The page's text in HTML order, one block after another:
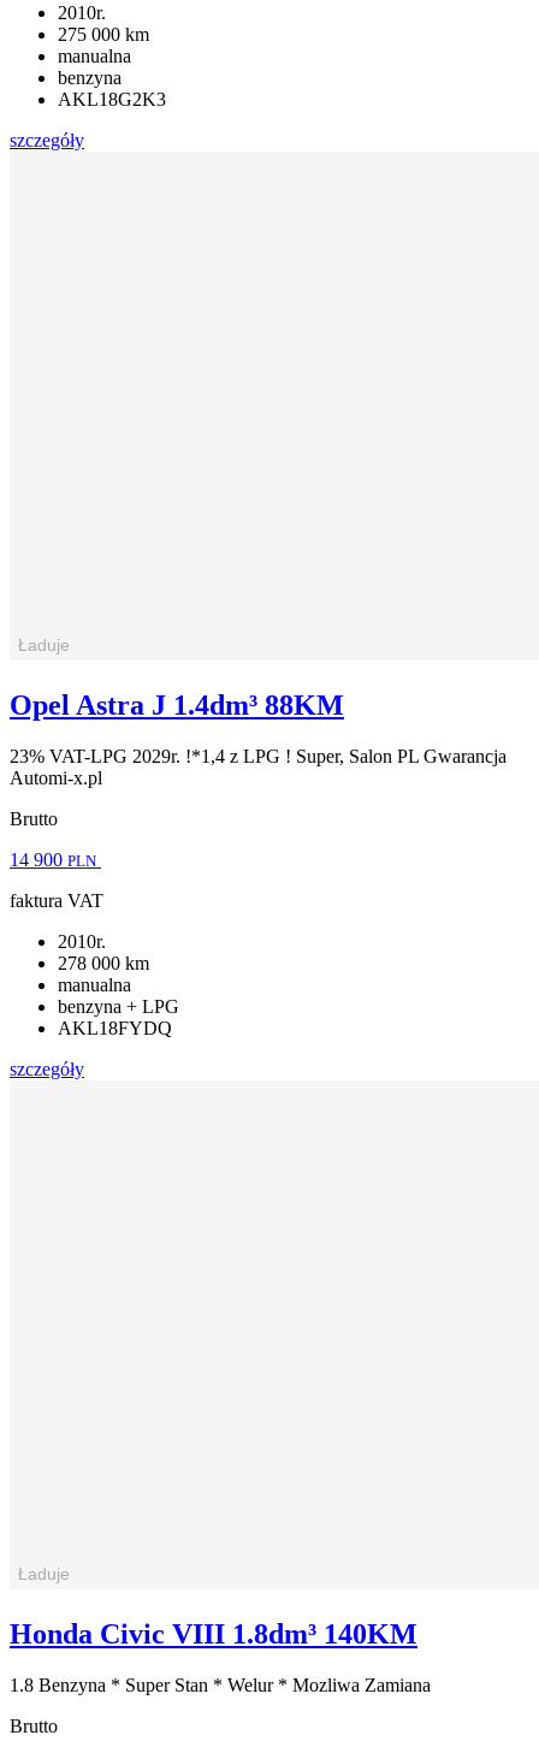
2010r.
275 000 km
manualna
benzyna
AKL18G2K3
szczegóły
Opel Astra J 1.4dm³ 88KM
23% VAT-LPG 2029r. !*1,4 z LPG ! Super, Salon PL Gwarancja
Automi-x.pl
Brutto
14 900 PLN
faktura VAT
2010r.
278 000 km
manualna
benzyna + LPG
AKL18FYDQ
szczegóły
Honda Civic VIII 1.8dm³ 140KM
1.8 Benzyna * Super Stan * Welur * Mozliwa Zamiana
Brutto